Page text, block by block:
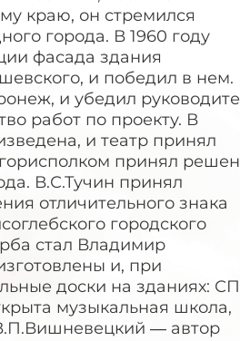
краю, он стремился
города. В 1960 году
фасада здания
и победил в нем.
и убедил руководите
работ по проекту. В
и театр принял
принял
В.С.Тучин принял
отличительного знака
городского
стал Владимир
и, при
доски на зданиях:
музыкальная школа,
— автор